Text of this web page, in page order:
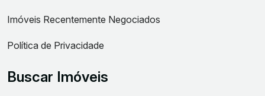
Imóveis Recentemente Negociados
Política de Privacidade
Buscar Imóveis